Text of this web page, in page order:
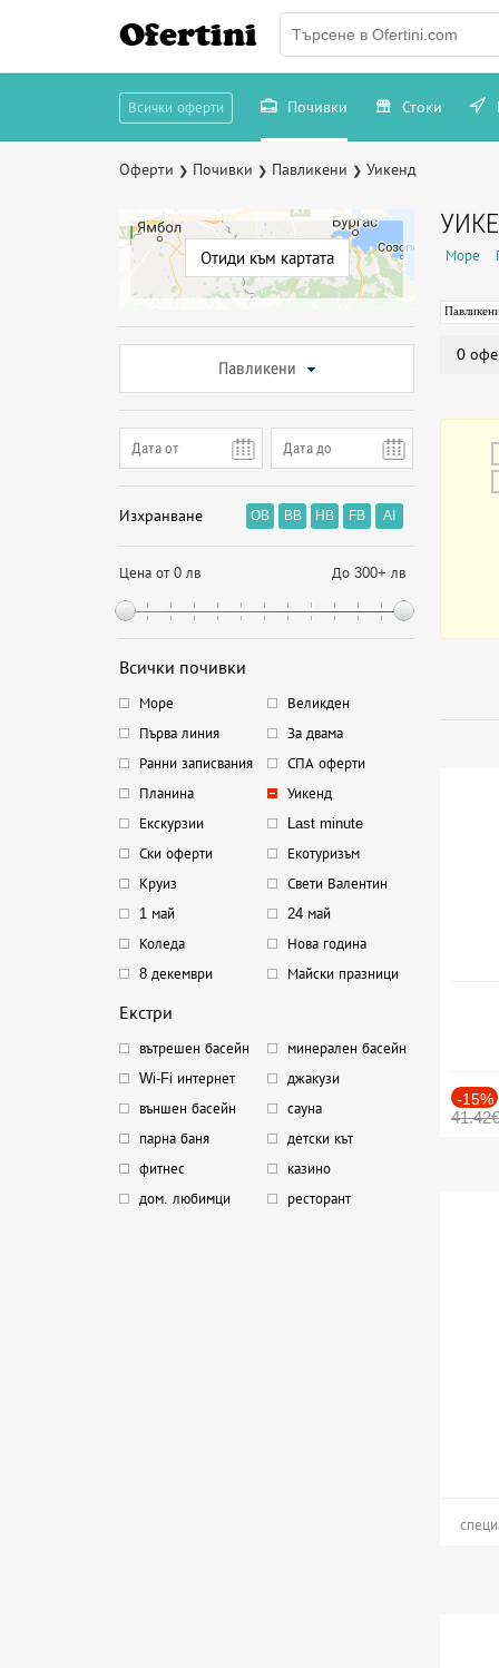
Ofertini
Всички оферти Почивки Стоки
Оферти ❯ Почивки ❯ Павликени ❯ Уикенд
Отиди към картата
Павликени
Изхранване OB BB HB FB AI
Цена от 0 лв До 300+ лв
Всички почивки
Море
Великден
Първа линия
За двама
Ранни записвания
СПА оферти
Планина
Уикенд
Екскурзии
Last minute
Ски оферти
Екотуризъм
Круиз
Свети Валентин
1 май
24 май
Коледа
Нова година
8 декември
Майски празници
Екстри
вътрешен басейн
минерален басейн
Wi-Fi интернет
джакузи
външен басейн
сауна
парна баня
детски кът
фитнес
казино
дом. любимци
ресторант
Море
0
-15%
41.42€